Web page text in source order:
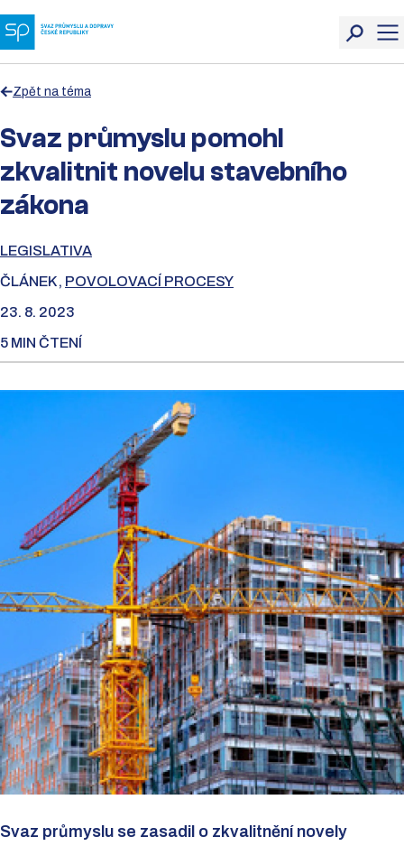
Zpět na téma
Svaz průmyslu pomohl
zkvalitnit novelu stavebního
zákona
LEGISLATIVA
ČLÁNEK , POVOLOVACÍ PROCESY
23. 8. 2023
5 MIN ČTENÍ
Svaz průmyslu se zasadil o zkvalitnění novely